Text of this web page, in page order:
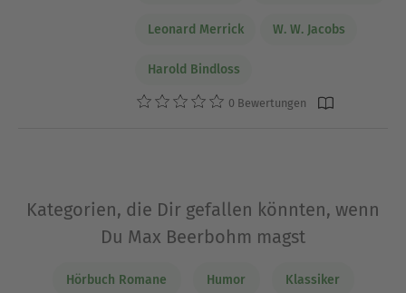
Leonard Merrick W. W. Jacobs
Harold Bindloss
0 Bewertungen
Kategorien, die Dir gefallen könnten, wenn
Du Max Beerbohm magst
Hörbuch Romane Humor Klassiker